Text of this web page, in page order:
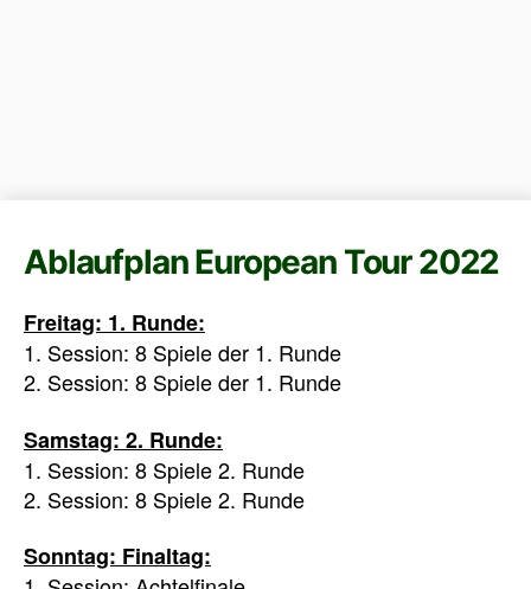
Ablaufplan European Tour 2022
Freitag: 1. Runde:
1. Session: 8 Spiele der 1. Runde
2. Session: 8 Spiele der 1. Runde
Samstag: 2. Runde:
1. Session: 8 Spiele 2. Runde
2. Session: 8 Spiele 2. Runde
Sonntag: Finaltag: